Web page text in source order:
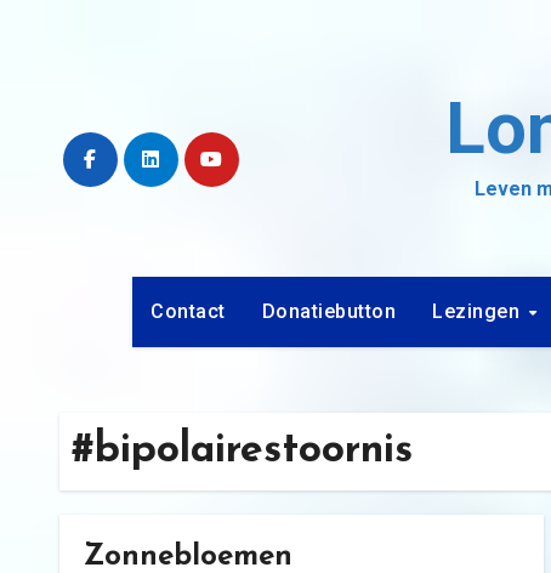
Leven
Contact Donatiebutton Lezingen
#bipolairestoornis
Zonnebloemen